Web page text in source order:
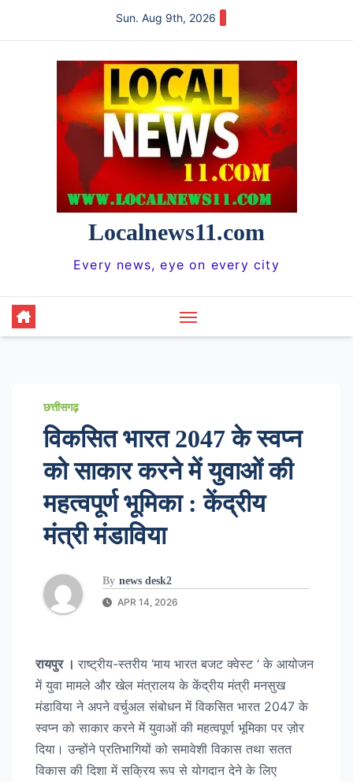
Sun. Aug 9th, 2026
Localnews11.com
Every news, eye on every city
छत्तीसगढ़
विकसित भारत 2047 के स्वप्न
को साकार करने में युवाओं की
महत्वपूर्ण भूमिका : केंद्रीय
मंत्री मंडाविया
By news desk2
APR 14, 2026
रायपुर । राष्ट्रीय-स्तरीय ‘माय भारत बजट क्वेस्ट ‘ के आयोजन
में युवा मामले और खेल मंत्रालय के केंद्रीय मंत्री मनसुख
मंडाविया ने अपने वर्चुअल संबोधन में विकसित भारत 2047 के
स्वप्न को साकार करने में युवाओं की महत्वपूर्ण भूमिका पर ज़ोर
दिया। उन्होंने प्रतिभागियों को समावेशी विकास तथा सतत
विकास की दिशा में सक्रिय रूप से योगदान देने के लिए